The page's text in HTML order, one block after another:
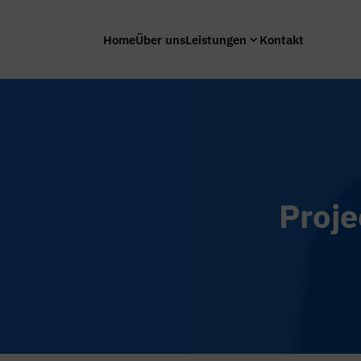
HomeÜber unsLeistungen Kontakt